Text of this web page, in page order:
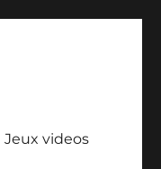
Jeux videos